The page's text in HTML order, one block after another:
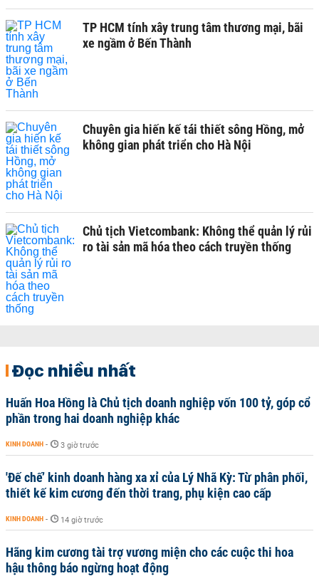
TP HCM tính xây trung tâm thương mại, bãi
xe ngầm ở Bến Thành
Chuyên gia hiến kế tái thiết sông Hồng, mở
không gian phát triển cho Hà Nội
Chủ tịch Vietcombank: Không thể quản lý rủi
ro tài sản mã hóa theo cách truyền thống
Đọc nhiều nhất
Huấn Hoa Hồng là Chủ tịch doanh nghiệp vốn 100 tỷ, góp cổ
phần trong hai doanh nghiệp khác
KINH DOANH - 3 giờ trước
'Đế chế’ kinh doanh hàng xa xỉ của Lý Nhã Kỳ: Từ phân phối,
thiết kế kim cương đến thời trang, phụ kiện cao cấp
KINH DOANH - 14 giờ trước
Hãng kim cương tài trợ vương miện cho các cuộc thi hoa
hậu thông báo ngừng hoạt động